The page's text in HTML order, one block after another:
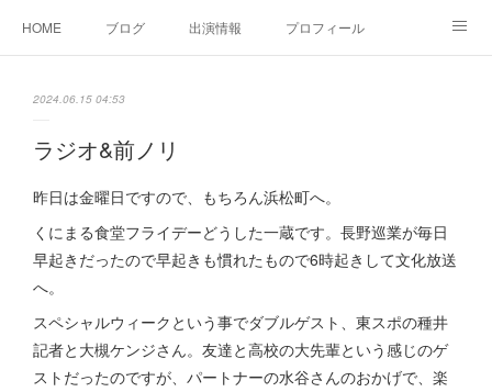
HOME ブログ 出演情報 プロフィール
2024.06.15 04:53
ラジオ&前ノリ
昨日は金曜日ですので、もちろん浜松町へ。
くにまる食堂フライデーどうした一蔵です。長野巡業が毎日
早起きだったので早起きも慣れたもので6時起きして文化放送
へ。
スペシャルウィークという事でダブルゲスト、東スポの種井
記者と大槻ケンジさん。友達と高校の大先輩という感じのゲ
ストだったのですが、パートナーの水谷さんのおかげで、楽